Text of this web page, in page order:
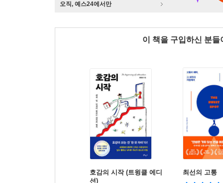
오직, 예스24에서만
이 책을 구입하신 분
호감의 시작 (트윙클 에디
션)
최선의 고통